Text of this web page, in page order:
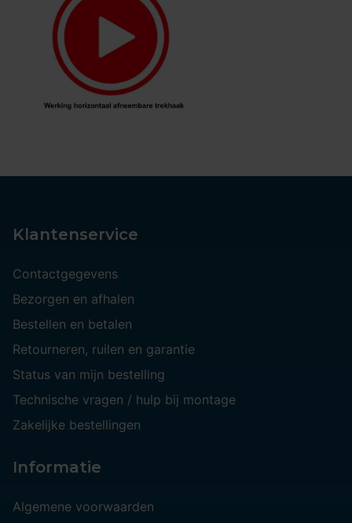
Klantenservice
Contactgegevens
Bezorgen en afhalen
Bestellen en betalen
Retourneren, ruilen en garantie
Status van mijn bestelling
Technische vragen / hulp bij montage
Zakelijke bestellingen
Informatie
Algemene voorwaarden